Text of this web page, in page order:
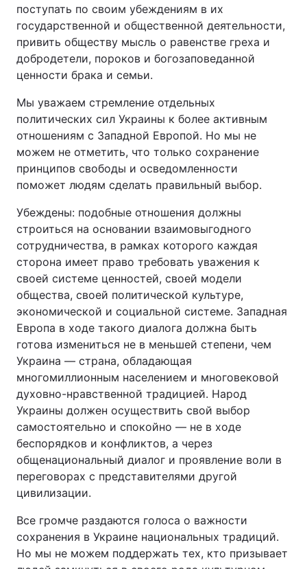
поступать по своим убеждениям в их
государственной и общественной деятельности,
привить обществу мысль о равенстве греха и
добродетели, пороков и богозаповеданной
ценности брака и семьи.
Мы уважаем стремление отдельных
политических сил Украины к более активным
отношениям с Западной Европой. Но мы не
можем не отметить, что только сохранение
принципов свободы и осведомленности
поможет людям сделать правильный выбор.
Убеждены: подобные отношения должны
строиться на основании взаимовыгодного
сотрудничества, в рамках которого каждая
сторона имеет право требовать уважения к
своей системе ценностей, своей модели
общества, своей политической культуре,
экономической и социальной системе. Западная
Европа в ходе такого диалога должна быть
готова измениться не в меньшей степени, чем
Украина — страна, обладающая
многомиллионным населением и многовековой
духовно-нравственной традицией. Народ
Украины должен осуществить свой выбор
самостоятельно и спокойно — не в ходе
беспорядков и конфликтов, а через
общенациональный диалог и проявление воли в
переговорах с представителями другой
цивилизации.
Все громче раздаются голоса о важности
сохранения в Украине национальных традиций.
Но мы не можем поддержать тех, кто призывает